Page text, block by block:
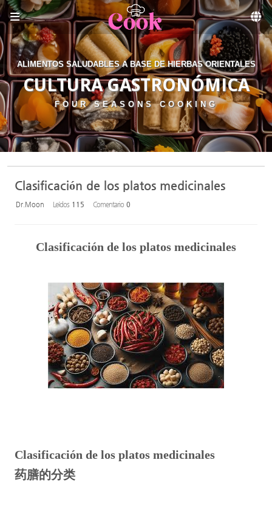
Skip to menu
ALIMENTOS SALUDABLES A BASE DE HIERBAS ORIENTALES
CULTURA GASTRONÓMICA
FOUR SEASONS COOKING
Clasificación de los platos medicinales
Dr.Moon Leídos 115 Comentario 0
Clasificación de los platos medicinales
Clasificación de los platos medicinales
药膳的分类
Sketchbook5, 스케치북5